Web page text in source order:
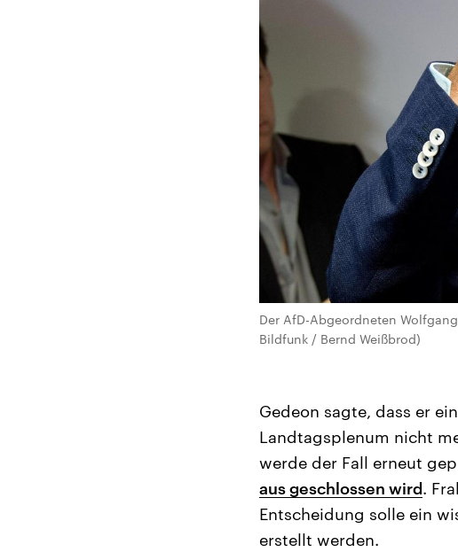
Der AfD-Abgeordneten
Bildfunk / Bernd Weißbrod)
Gedeon sagte, dass er
Landtagsplenum nicht
werde der Fall erneut
aus geschlossen wird.
Entscheidung solle ein
erstellt werden.